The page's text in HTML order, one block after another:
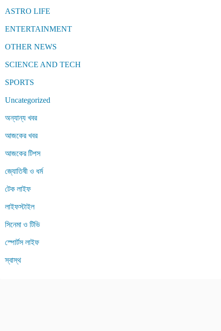
ASTRO LIFE
ENTERTAINMENT
OTHER NEWS
SCIENCE AND TECH
SPORTS
Uncategorized
অন্যান্য খবর
আজকের খবর
আজকের টিপস
জ্যোতিষী ও ধর্ম
টেক লাইফ
লাইফস্টাইল
সিনেমা ও টিভি
স্পোর্টস লাইফ
স্বাস্থ